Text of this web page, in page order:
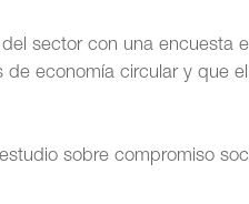
sector con una encuesta
economía circular y que
sobre compromiso